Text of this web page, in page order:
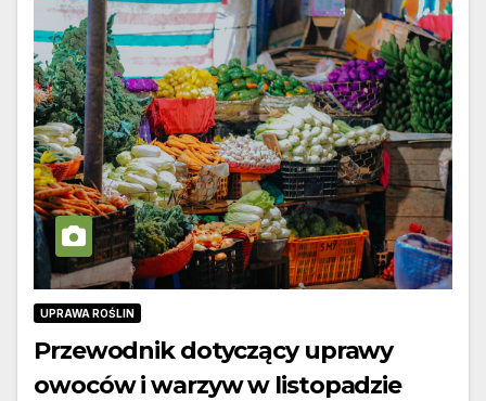
UPRAWA ROŚLIN
Przewodnik dotyczący uprawy
owoców i warzyw w listopadzie